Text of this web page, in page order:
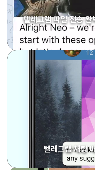
텔레그램 파일 전송
텔레그램 채팅